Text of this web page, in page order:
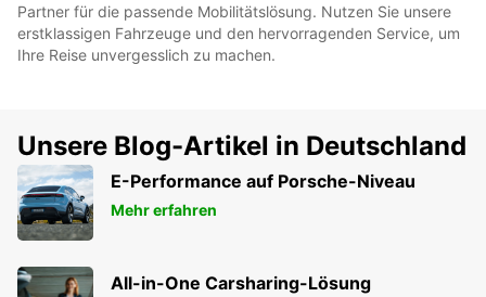
Partner für die passende Mobilitätslösung. Nutzen Sie unsere
erstklassigen Fahrzeuge und den hervorragenden Service, um
Ihre Reise unvergesslich zu machen.
Unsere Blog-Artikel in Deutschland
E-Performance auf Porsche-Niveau
Mehr erfahren
All-in-One Carsharing-Lösung